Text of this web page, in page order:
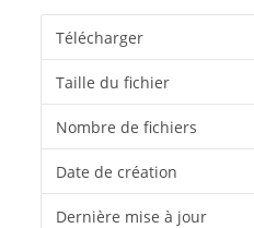
Télécharger
Taille du fichier
Nombre de fichiers
Date de création
Dernière mise à jour